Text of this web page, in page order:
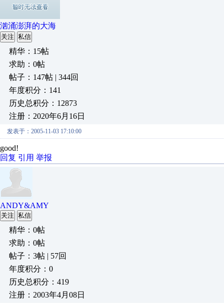
汹涌澎湃的大海
关注 私信
精华：15帖
求助：0帖
帖子：147帖 | 344回
年度积分：141
历史总积分：12873
注册：2020年6月16日
发表于：2005-11-03 17:10:00
good!
回复 引用 举报
ANDY&AMY
关注 私信
精华：0帖
求助：0帖
帖子：3帖 | 57回
年度积分：0
历史总积分：419
注册：2003年4月08日